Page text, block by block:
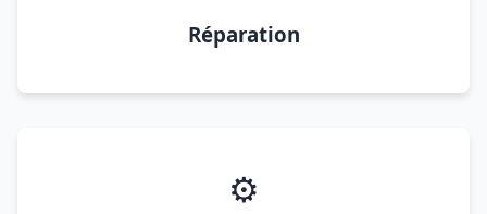
Réparation
⚙️